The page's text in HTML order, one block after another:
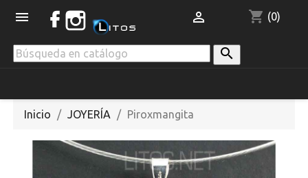
 shopping_cart (0)


Inicio JOYERÍA Piroxmangita